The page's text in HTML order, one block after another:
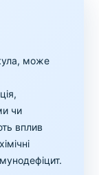
може
чи
вплив